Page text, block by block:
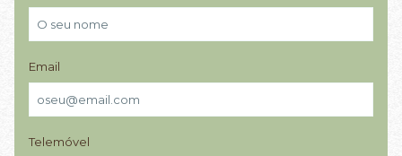
Email
Telemóvel